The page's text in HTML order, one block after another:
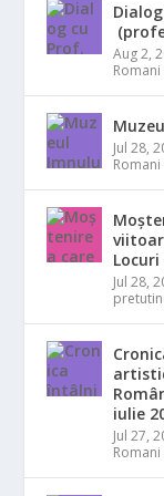
Aug 2,
Jul 28,
Jul 28,
iulie
Jul 27,